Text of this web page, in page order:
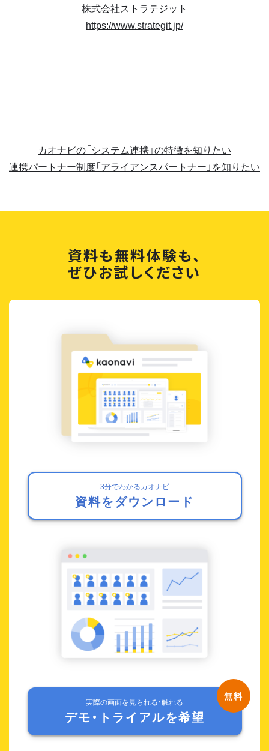
株式会社ストラテジット
https://www.strategit.jp/
カオナビの「システム連携」の特徴を知りたい
連携パートナー制度「アライアンスパートナー」を知りたい
資料も無料体験も、
ぜひお試しください
3分でわかるカオナビ
資料をダウンロード
実際の画面を見られる・触れる
デモ・トライアルを希望